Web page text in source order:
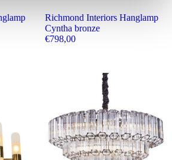
Richmond Interiors Hanglamp
Cyntha bronze
€798,00